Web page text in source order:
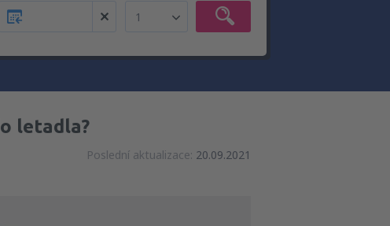
1
letadla?
Poslední aktualizace: 20.09.2021